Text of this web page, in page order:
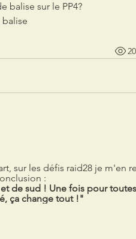
balise sur le PP4?
sur les défis raid28 je m'en
:
de sud ! Une fois pour
ça change tout !"